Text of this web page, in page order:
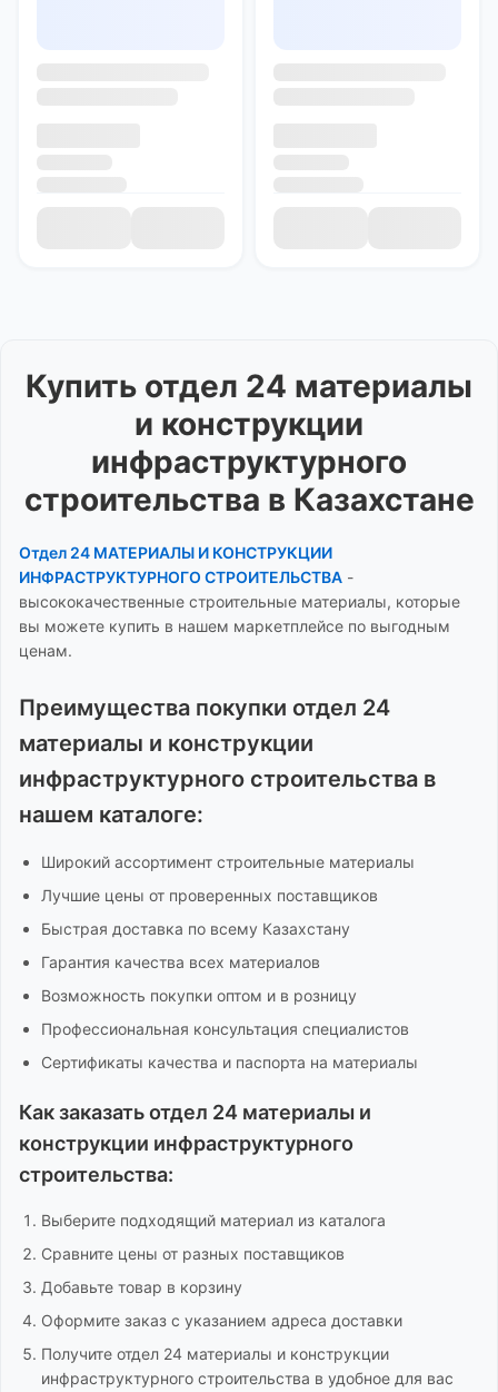
Купить отдел 24 материалы
и конструкции
инфраструктурного
строительства в Казахстане
Отдел 24 МАТЕРИАЛЫ И КОНСТРУКЦИИ
ИНФРАСТРУКТУРНОГО СТРОИТЕЛЬСТВА -
высококачественные строительные материалы, которые
вы можете купить в нашем маркетплейсе по выгодным
ценам.
Преимущества покупки отдел 24
материалы и конструкции
инфраструктурного строительства в
нашем каталоге:
Широкий ассортимент строительные материалы
Лучшие цены от проверенных поставщиков
Быстрая доставка по всему Казахстану
Гарантия качества всех материалов
Возможность покупки оптом и в розницу
Профессиональная консультация специалистов
Сертификаты качества и паспорта на материалы
Как заказатьотдел 24 материалы и
конструкции инфраструктурного
строительства:
Выберите подходящий материал из каталога
Сравните цены от разных поставщиков
Добавьте товар в корзину
Оформите заказ с указанием адреса доставки
Получите отдел 24 материалы и конструкции
инфраструктурного строительства в удобное для вас